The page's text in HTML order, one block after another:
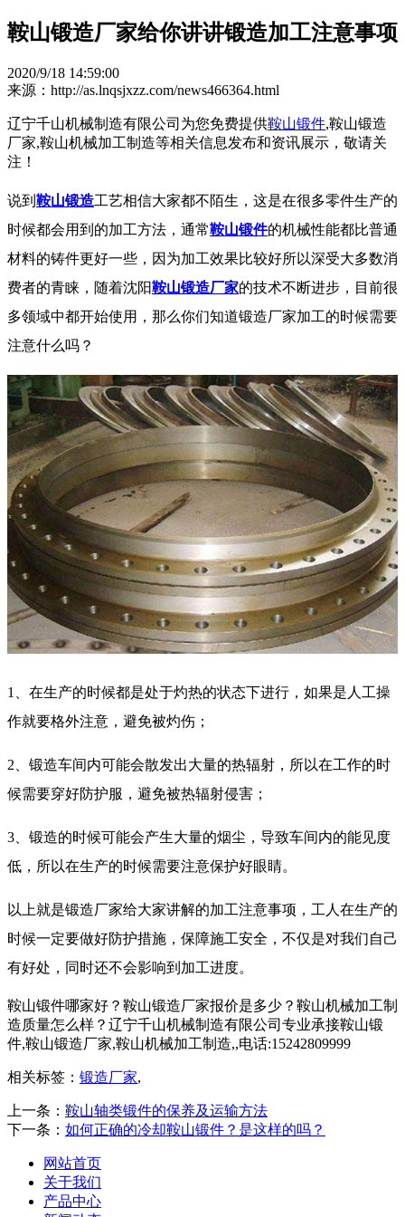
鞍山锻造厂家给你讲讲锻造加工注意事项
2020/9/18 14:59:00
来源：http://as.lnqsjxzz.com/news466364.html
辽宁千山机械制造有限公司为您免费提供鞍山锻件,鞍山锻造
厂家,鞍山机械加工制造等相关信息发布和资讯展示，敬请关
注！
说到 鞍山锻造工艺相信大家都不陌生，这是在很多零件生产的
时候都会用到的加工方法，通常鞍山锻件的机械性能都比普通
材料的铸件更好一些，因为加工效果比较好所以深受大多数消
费者的青睐，随着沈阳鞍山锻造厂家的技术不断进步，目前很
多领域中都开始使用，那么你们知道锻造厂家加工的时候需要
注意什么吗？
1、在生产的时候都是处于灼热的状态下进行，如果是人工操
作就要格外注意，避免被灼伤；
2、锻造车间内可能会散发出大量的热辐射，所以在工作的时
候需要穿好防护服，避免被热辐射侵害；
3、锻造的时候可能会产生大量的烟尘，导致车间内的能见度
低，所以在生产的时候需要注意保护好眼睛。
以上就是锻造厂家给大家讲解的加工注意事项，工人在生产的
时候一定要做好防护措施，保障施工安全，不仅是对我们自己
有好处，同时还不会影响到加工进度。
鞍山锻件哪家好？鞍山锻造厂家报价是多少？鞍山机械加工制
造质量怎么样？辽宁千山机械制造有限公司专业承接鞍山锻
件,鞍山锻造厂家,鞍山机械加工制造,,电话:15242809999
相关标签： 锻造厂家,
上一条： 鞍山轴类锻件的保养及运输方法
下一条： 如何正确的冷却鞍山锻件？是这样的吗？
网站首页
关于我们
产品中心